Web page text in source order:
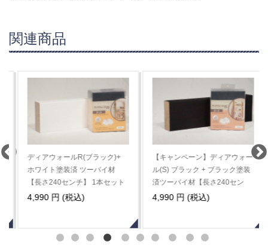
関連商品
アウォー
ック塗装
LABRICO(ヴィンテージグリー
ン) X【特注】オスモカラー塗
装済(ノーマルクリア) ツーバイ
材 セット【260センチ】※３セ
8,877 円 (税込)
LABRICO(マットブラッ
インディアンターコイズ
ーバイ セット【240セン
【キャンペーン】
4,990 円 (税込)